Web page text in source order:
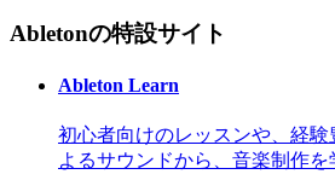
Abletonの特設サイト
Ableton Learn
初心者向けのレッスンや、経
よるサウンドから、音楽制作を